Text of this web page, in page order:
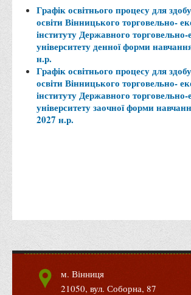
Інститут сьогодні
Місія та цілі
Про порядок надання публічної інформації
Публічна інформація
Заходи запобігання протиправним діям
Антикорупційні заходи
Протидія тероризму та насиллю
Протидія торгівлі людьми
Дії населення в умовах надзвичайних
характеру
Графік освітнього процесу для
освіти Вінницького торговельно-
інституту Державного
університету денної форми
н.р.
Графік освітнього процесу для
освіти Вінницького торговельно-
інституту Державного
університету заочної форми
2027 н.р.
м. Вінниця
21050, вул. Соборна, 87